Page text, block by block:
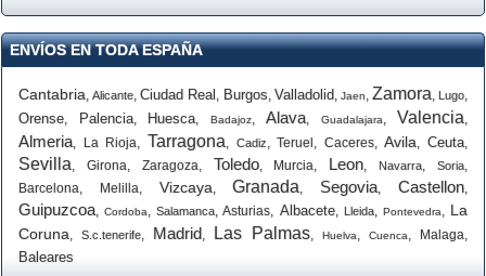
ENVÍOS EN TODA ESPAÑA
Cantabria,Alicante,Ciudad Real , Burgos, Valladolid, Jaen, Zamora, Lugo,
Orense, Palencia, Huesca, Badajoz, Alava, Guadalajara, Valencia,
Almeria, La Rioja, Tarragona, Cadiz,Teruel , Caceres,Avila, Ceuta,
Sevilla, Girona, Zaragoza, Toledo, Murcia, Leon,Navarra,Soria,
Barcelona, Melilla, Vizcaya,Granada, Segovia,Castellon,
Guipuzcoa,Cordoba,Salamanca,Asturias, Albacete, Lleida, Pontevedra, La
Coruna, S.c.tenerife, Madrid, Las Palmas, Huelva, Cuenca, Malaga,
Baleares